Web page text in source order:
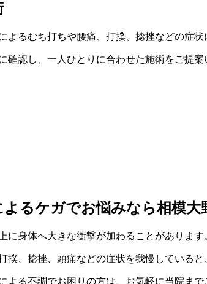
よるむち打ちや腰痛、打撲、捻挫などの症状
確認し、一人ひとりに合わせた施術をご提案
るケガでお悩みなら相模大
に身体へ大きな衝撃が加わることがあります
撲、捻挫、頭痛などの症状を我慢していると
よる不調でお困りの方は、お気軽に当院まで